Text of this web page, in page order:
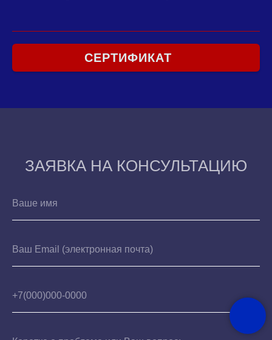
СЕРТИФИКАТ
ЗАЯВКА НА КОНСУЛЬТАЦИЮ
Ваше имя
Ваш Email (электронная почта)
+7(000)000-0000